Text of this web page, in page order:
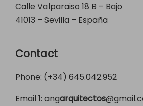
Calle Valparaiso 18 B – Bajo
41013 – Sevilla – España
Contact
Phone: (+34) 645.042.952
Email 1: angarquitectos